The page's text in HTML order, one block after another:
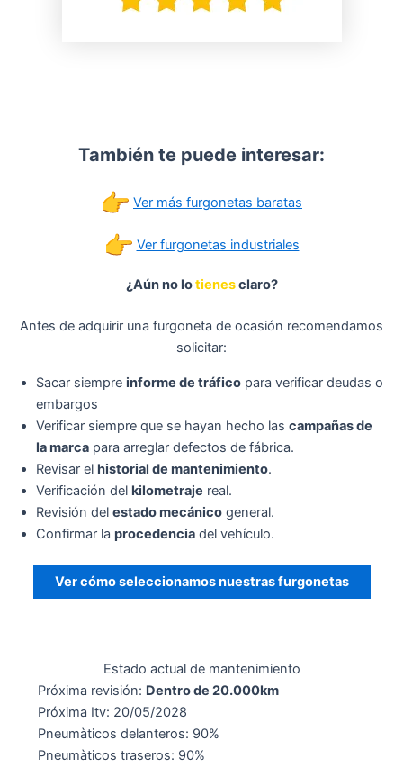
También te puede interesar:
Ver más furgonetas baratas
Ver furgonetas industriales
¿Aún no lotienesclaro?
Antes de adquirir una furgoneta de ocasión recomendamos
solicitar:
Sacar siempre informe de tráfico para verificar deudas o
embargos
Verificar siempre que se hayan hecho las campañas de
la marca para arreglar defectos de fábrica.
Revisar el historial de mantenimiento.
Verificación del kilometraje real.
Revisión del estado mecánico general.
Confirmar la procedencia del vehículo.
Ver cómo seleccionamos nuestras furgonetas
Estado actual de mantenimiento
Próxima revisión: Dentro de 20.000km
Próxima Itv: 20/05/2028
Pneumàticos delanteros: 90%
Pneumàticos traseros: 90%